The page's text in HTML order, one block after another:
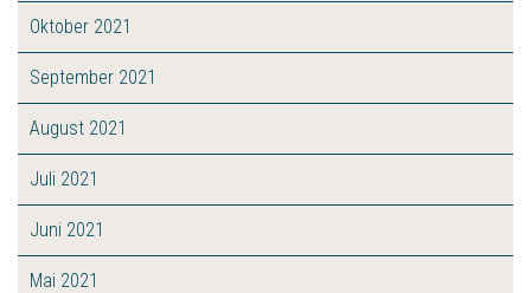
Oktober 2021
September 2021
August 2021
Juli 2021
Juni 2021
Mai 2021